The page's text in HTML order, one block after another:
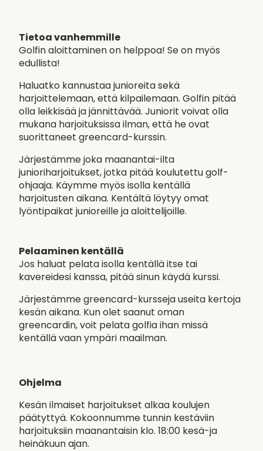
Tietoa vanhemmille
Golfin aloittaminen on helppoa! Se on myös
edullista!
Haluatko kannustaa junioreita sekä
harjoittelemaan, että kilpailemaan. Golfin pitää
olla leikkisää ja jännittävää. Juniorit voivat olla
mukana harjoituksissa ilman, että he ovat
suorittaneet greencard-kurssin.
Järjestämme joka maanantai-ilta
junioriharjoitukset, jotka pitää koulutettu golf-
ohjaaja. Käymme myös isolla kentällä
harjoitusten aikana. Kentältä löytyy omat
lyöntipaikat junioreille ja aloittelijoille.
Pelaaminen kentällä
Jos haluat pelata isolla kentällä itse tai
kavereidesi kanssa, pitää sinun käydä kurssi.
Järjestämme greencard-kursseja useita kertoja
kesän aikana. Kun olet saanut oman
greencardin, voit pelata golfia ihan missä
kentällä vaan ympäri maailman.
Ohjelma
Kesän ilmaiset harjoitukset alkaa koulujen
päätyttyä. Kokoonnumme tunnin kestäviin
harjoituksiin maanantaisin klo. 18:00 kesä-ja
heinäkuun ajan.